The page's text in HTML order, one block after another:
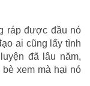
ráp được đầu nó
ai cũng lấy tình
đã lâu năm,
xem mà hại nó